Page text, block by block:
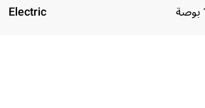
Electric